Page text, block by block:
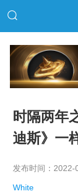
时隔两年
迪斯》一
发布时间：
White